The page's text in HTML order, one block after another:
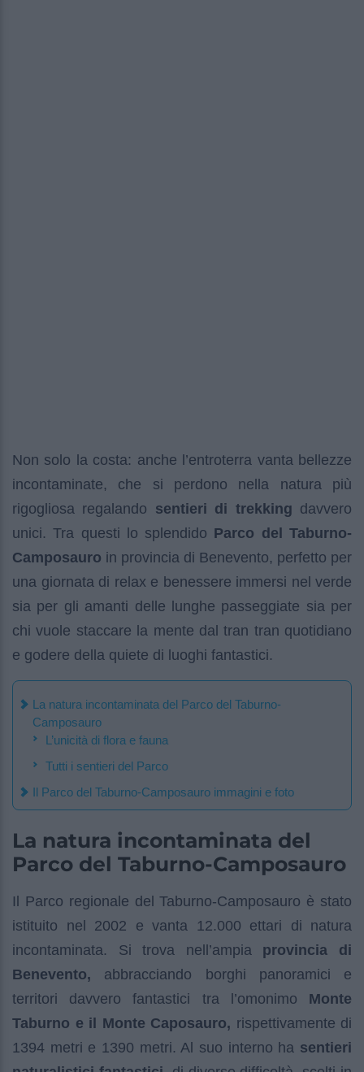
Non solo la costa: anche l’entroterra vanta bellezze
incontaminate, che si perdono nella natura più
rigogliosa regalando sentieri di trekking davvero
unici. Tra questi lo splendido Parco del Taburno-
Camposauro in provincia di Benevento, perfetto per
una giornata di relax e benessere immersi nel verde
sia per gli amanti delle lunghe passeggiate sia per
chi vuole staccare la mente dal tran tran quotidiano
e godere della quiete di luoghi fantastici.
La natura incontaminata del Parco del Taburno-
Camposauro
L’unicità di flora e fauna
Tutti i sentieri del Parco
Il Parco del Taburno-Camposauro immagini e foto
La natura incontaminata del
Parco del Taburno-Camposauro
Il Parco regionale del Taburno-Camposauro è stato
istituito nel 2002 e vanta 12.000 ettari di natura
incontaminata. Si trova nell’ampia provincia di
Benevento, abbracciando borghi panoramici e
territori davvero fantastici tra l’omonimo Monte
Taburno e il Monte Caposauro, rispettivamente di
1394 metri e 1390 metri. Al suo interno ha sentieri